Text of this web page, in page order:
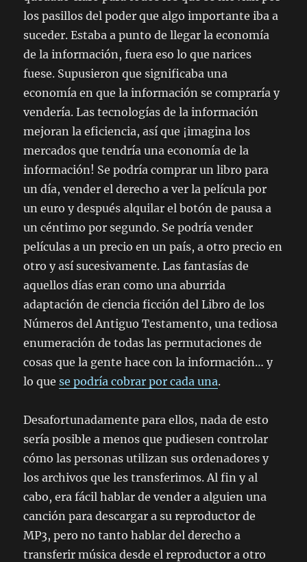
los pasillos del poder que algo importante iba a
suceder. Estaba a punto de llegar la economía
de la información, fuera eso lo que narices
fuese. Supusieron que significaba una
economía en que la información se compraría y
vendería. Las tecnologías de la información
mejoran la eficiencia, así que ¡imagina los
mercados que tendría una economía de la
información! Se podría comprar un libro para
un día, vender el derecho a ver la película por
un euro y después alquilar el botón de pausa a
un céntimo por segundo. Se podría vender
películas a un precio en un país, a otro precio en
otro y así sucesivamente. Las fantasías de
aquellos días eran como una aburrida
adaptación de ciencia ficción del Libro de los
Números del Antiguo Testamento, una tediosa
enumeración de todas las permutaciones de
cosas que la gente hace con la información… y
lo quese podría cobrar por cada una.
Desafortunadamente para ellos, nada de esto
sería posible a menos que pudiesen controlar
cómo las personas utilizan sus ordenadores y
los archivos que les transferimos. Al fin y al
cabo, era fácil hablar de vender a alguien una
canción para descargar a su reproductor de
MP3, pero no tanto hablar del derecho a
transferir música desde el reproductor a otro